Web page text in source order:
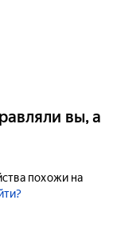
вы, а
похожи на